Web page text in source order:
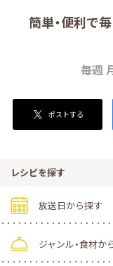
簡単・便利で
毎週
ポストする
レシピを探す
放送日から探す
ジャンル・食材か